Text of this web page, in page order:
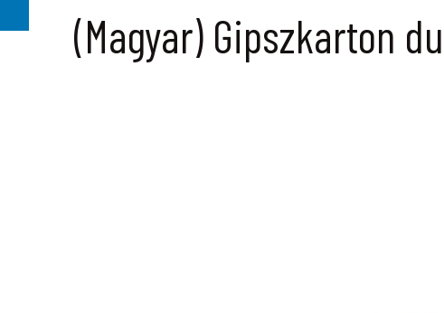
(Magyar) Gipszkarton